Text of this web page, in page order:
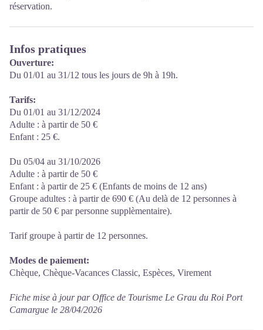
réservation.
Infos pratiques
Ouverture:
Du 01/01 au 31/12 tous les jours de 9h à 19h.
Tarifs:
Du 01/01 au 31/12/2024
Adulte : à partir de 50 €
Enfant : 25 €.
Du 05/04 au 31/10/2026
Adulte : à partir de 50 €
Enfant : à partir de 25 € (Enfants de moins de 12 ans)
Groupe adultes : à partir de 690 € (Au delà de 12 personnes à
partir de 50 € par personne supplèmentaire).
Tarif groupe à partir de 12 personnes.
Modes de paiement:
Chèque, Chèque-Vacances Classic, Espèces, Virement
Fiche mise à jour par Office de Tourisme Le Grau du Roi Port
Camargue le 28/04/2026